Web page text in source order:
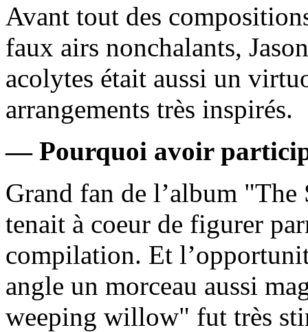
Avant tout des
faux airs nonchalants,
acolytes était aussi un
arrangements très inspirés.
— Pourquoi avoir
Grand fan de l’album
tenait à coeur de figurer
compilation. Et
angle un morceau aussi
weeping willow" fut très